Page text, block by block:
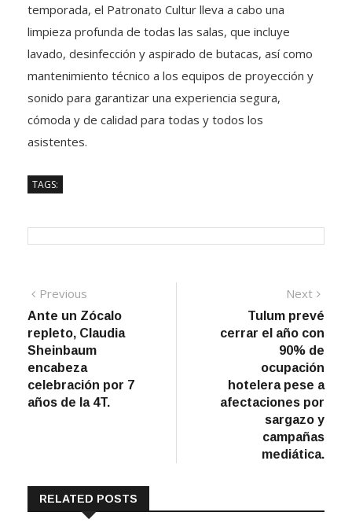
temporada, el Patronato Cultur lleva a cabo una
limpieza profunda de todas las salas, que incluye
lavado, desinfección y aspirado de butacas, así como
mantenimiento técnico a los equipos de proyección y
sonido para garantizar una experiencia segura,
cómoda y de calidad para todas y todos los
asistentes.
TAGS:
Navegación
de
entradas
Previous
post:
Ante un Zócalo
repleto, Claudia
Sheinbaum
encabeza
celebración por 7
años de la 4T.
Next
Tulum prevé
cerrar el año con
90% de
ocupación
hotelera pese a
afectaciones por
sargazo y
campañas
mediática.
RELATED POSTS